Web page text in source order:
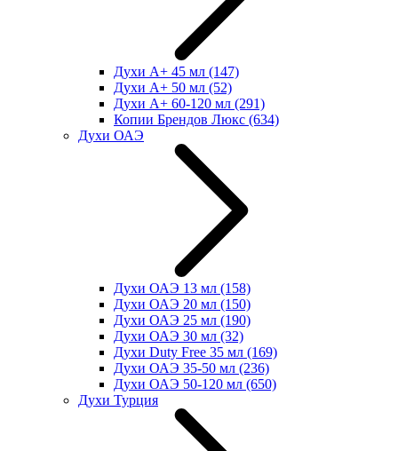
Духи А+ 45 мл (147)
Духи А+ 50 мл (52)
Духи А+ 60-120 мл (291)
Копии Брендов Люкс (634)
Духи ОАЭ
Духи ОАЭ 13 мл (158)
Духи ОАЭ 20 мл (150)
Духи ОАЭ 25 мл (190)
Духи ОАЭ 30 мл (32)
Духи Duty Free 35 мл (169)
Духи ОАЭ 35-50 мл (236)
Духи ОАЭ 50-120 мл (650)
Духи Турция